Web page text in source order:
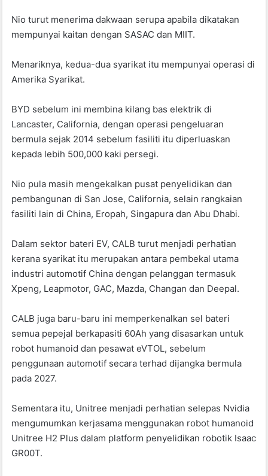
Nio turut menerima dakwaan serupa apabila dikatakan
mempunyai kaitan dengan SASAC dan MIIT.
Menariknya, kedua-dua syarikat itu mempunyai operasi di
Amerika Syarikat.
BYD sebelum ini membina kilang bas elektrik di
Lancaster, California, dengan operasi pengeluaran
bermula sejak 2014 sebelum fasiliti itu diperluaskan
kepada lebih 500,000 kaki persegi.
Nio pula masih mengekalkan pusat penyelidikan dan
pembangunan di San Jose, California, selain rangkaian
fasiliti lain di China, Eropah, Singapura dan Abu Dhabi.
Dalam sektor bateri EV, CALB turut menjadi perhatian
kerana syarikat itu merupakan antara pembekal utama
industri automotif China dengan pelanggan termasuk
Xpeng, Leapmotor, GAC, Mazda, Changan dan Deepal.
CALB juga baru-baru ini memperkenalkan sel bateri
semua pepejal berkapasiti 60Ah yang disasarkan untuk
robot humanoid dan pesawat eVTOL, sebelum
penggunaan automotif secara terhad dijangka bermula
pada 2027.
Sementara itu, Unitree menjadi perhatian selepas Nvidia
mengumumkan kerjasama menggunakan robot humanoid
Unitree H2 Plus dalam platform penyelidikan robotik Isaac
GR00T.